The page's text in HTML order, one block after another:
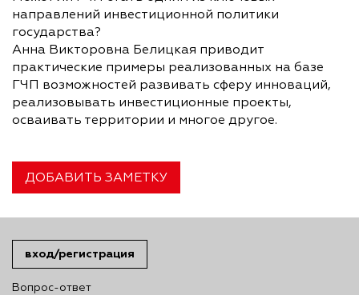
направлений инвестиционной политики
государства?
Анна Викторовна Белицкая приводит
практические примеры реализованных на базе
ГЧП возможностей развивать сферу инноваций,
реализовывать инвестиционные проекты,
осваивать территории и многое другое.
ДОБАВИТЬ ЗАМЕТКУ
вход/регистрация
Вопрос-ответ